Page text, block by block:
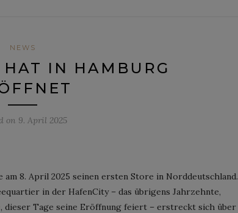
NEWS
HAT IN HAMBURG
on 9. April 2025
8. April 2025 seinen ersten Store in Norddeutschland.
in der HafenCity – das übrigens Jahrzehnte,
, dieser Tage seine Eröffnung feiert – erstreckt sich über